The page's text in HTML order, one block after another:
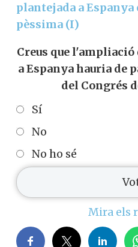
plantejada a Espanya
pèssima (I)
Creus que
a Espanya hauria de
del Congrés
Sí
No
No ho sé
Mira els